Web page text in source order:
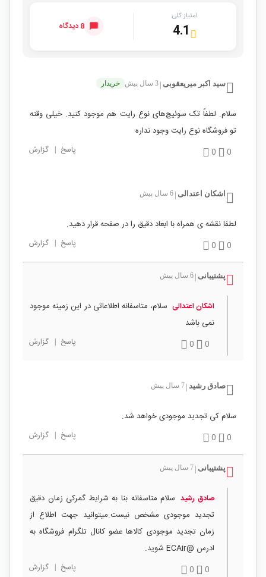
امتیاز کلی
4.1 8 دیدگاه
سید اکبر میریعقوبی 3 سال پیش خریدار
سلام. لطفاً تک سوئیچ‌های نوع رایت هم موجود کنید. خیلی وقته
تو فروشگاه نوع رایت وجود نداره
0
0 پاسخ | گزارش
اشکان اعتدالی 6 سال پیش
لطفا نقشه ی همراه با ابعاد دقیق را در صفحه قرار دهید.
0
0 پاسخ | گزارش
پشتیبانی 6 سال پیش
اشکان اعتدالی سلام، متاسفانه اطلاعاتی در این زمینه موجود
نمی باشد
0
0 پاسخ | گزارش
صادق رشید 7 سال پیش
سلام کی تجدید موجودی خواهد شد.
0
0 پاسخ | گزارش
پشتیبانی 7 سال پیش
صادق رشید سلام متاسفانه بنا به شرایط گمرکی زمان دقیق
تجدید موجودی مشخص نیست.میتوانید جهت اطلاع از
زمان تجدید موجودی کالاها عضو کانال تلگرام فروشگاه به
ادرس @ECAir شوید.
0
0 پاسخ | گزارش